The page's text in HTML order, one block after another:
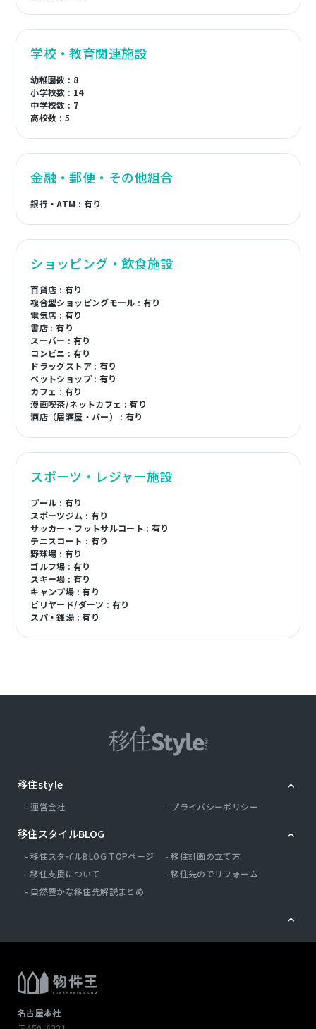
学校・教育関連施設
幼稚園数 : 8
小学校数 : 14
中学校数 : 7
高校数 : 5
金融・郵便・その他組合
銀行・ATM : 有り
ショッピング・飲食施設
百貨店 : 有り
複合型ショッピングモール : 有り
電気店 : 有り
書店 : 有り
スーパー : 有り
コンビニ : 有り
ドラッグストア : 有り
ペットショップ : 有り
カフェ : 有り
漫画喫茶/ネットカフェ : 有り
酒店（居酒屋・バー） : 有り
スポーツ・レジャー施設
プール : 有り
スポーツジム : 有り
サッカー・フットサルコート : 有り
テニスコート : 有り
野球場 : 有り
ゴルフ場 : 有り
スキー場 : 有り
キャンプ場 : 有り
ビリヤード/ダーツ : 有り
スパ・銭湯 : 有り
移住style
運営会社 プライバシーポリシー
移住スタイルBLOG
移住スタイルBLOG TOPページ
移住計画の立て方
移住支援について
移住先のでリフォーム
自然豊かな移住先解説まとめ
名古屋本社